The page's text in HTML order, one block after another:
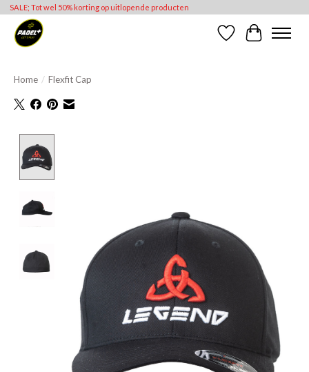
SALE; Tot wel 50% korting op uitlopende producten
Verlanglijst
Home / Flexfit Cap